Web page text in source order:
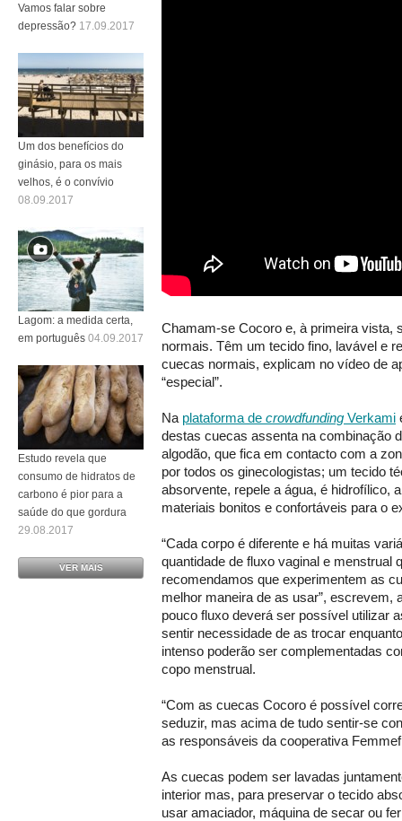
Chamam-se Cocoro e, à primeira vista,
normais. Têm um tecido fino, lavável e
cuecas normais, explicam no vídeo de
“especial”.
Na plataforma de crowdfunding Verkami
destas cuecas assenta na combinação
algodão, que fica em contacto com a
por todos os ginecologistas; um tecido
absorvente, repele a água, é hidrofílico,
materiais bonitos e confortáveis para o
“Cada corpo é diferente e há muitas
quantidade de fluxo vaginal e menstrual
recomendamos que experimentem as
melhor maneira de as usar”, escrevem,
pouco fluxo deverá ser possível utilizar
sentir necessidade de as trocar
intenso poderão ser complementadas
copo menstrual.
“Com as cuecas Cocoro é possível
seduzir, mas acima de tudo sentir-se
as responsáveis da cooperativa
As cuecas podem ser lavadas
interior mas, para preservar o tecido
usar amaciador, máquina de secar ou
Vamos falar sobre
depressão? 17.09.2017
Um dos benefícios do
ginásio, para os mais
velhos, é o convívio
08.09.2017
Lagom: a medida certa,
em português 04.09.2017
Estudo revela que
consumo de hidratos de
carbono é pior para a
saúde do que gordura
29.08.2017
VER MAIS